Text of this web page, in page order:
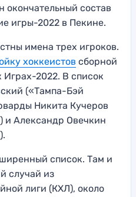
окончательный состав
игры-2022 в Пекине.
имена трех игроков.
хоккеистов сборной
2022. В список
(«Тампа-Бэй
Никита Кучеров
и Александр Овечкин
список. Там и
случай из
лиги (КХЛ), около